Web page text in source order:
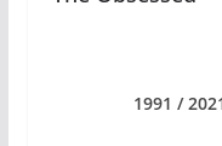
1991 /